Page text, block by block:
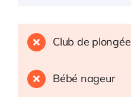
Club de plongée
Bébé nageur